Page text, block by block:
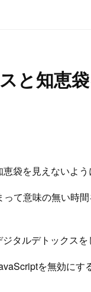
と知恵
袋を見えないよう
て意味の無い時間
タルデトックスを
を無効にす